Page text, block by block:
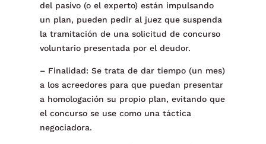
del pasivo (o el experto) están impulsando
un plan, pueden pedir al juez que suspenda
la tramitación de una solicitud de concurso
voluntario presentada por el deudor.
– Finalidad: Se trata de dar tiempo (un mes)
a los acreedores para que puedan presentar
a homologación su propio plan, evitando que
el concurso se use como una táctica
negociadora.